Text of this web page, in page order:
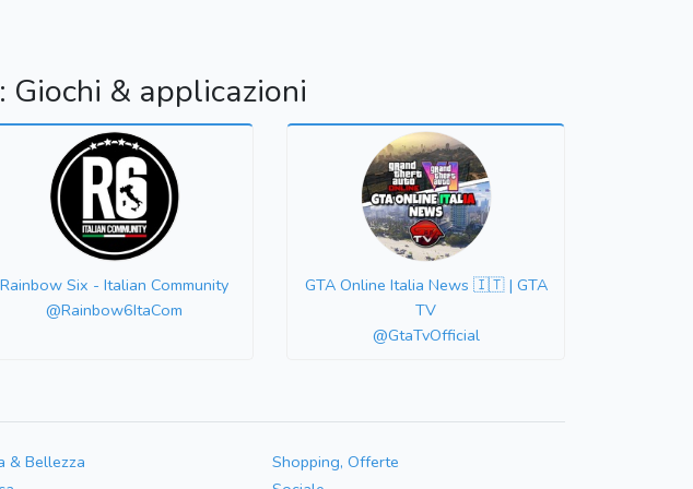
& applicazioni
Rainbow Six - Italian Community
@Rainbow6ItaCom
GTA Online Italia News 🇮🇹 | GTA
TV
@GtaTvOfficial
& Bellezza
Shopping, Offerte